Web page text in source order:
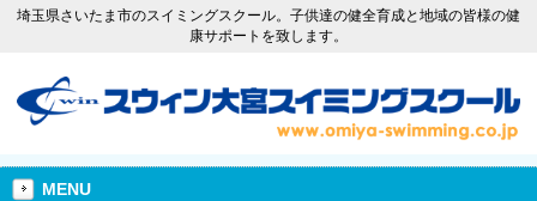
埼玉県さいたま市のスイミングスクール。子供達の健全育成と地域の皆様の健
康サポートを致します。
MENU